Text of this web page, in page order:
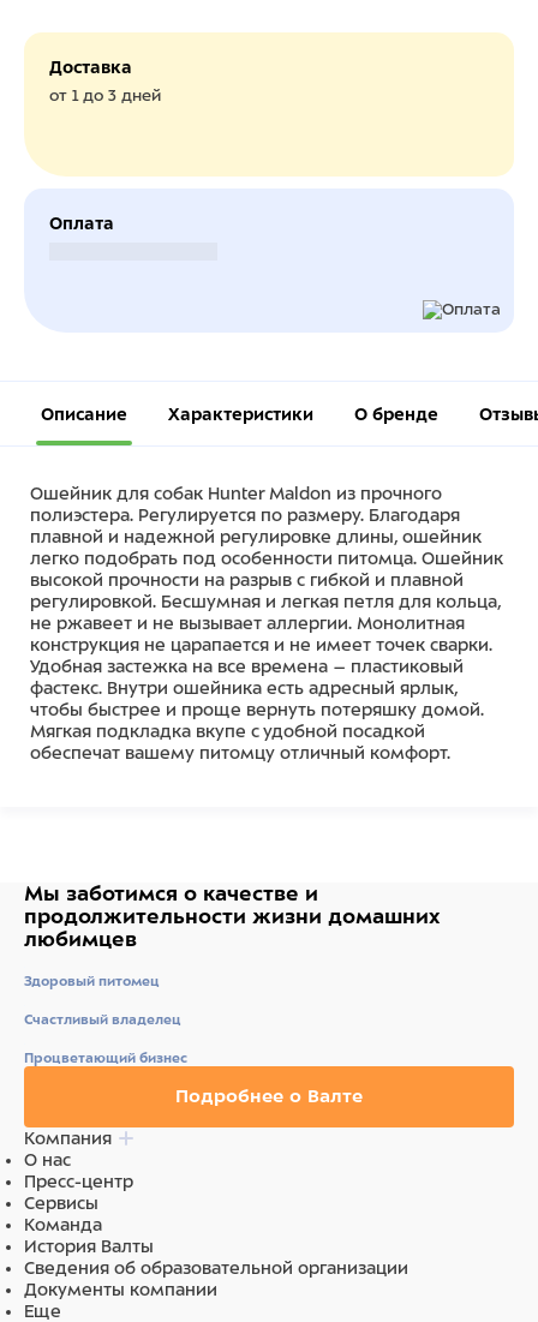
Доставка
от 1 до 3 дней
Оплата
Описание Характеристики О бренде
Ошейник для собак Hunter Maldon из прочного
полиэстера. Регулируется по размеру. Благодаря
плавной и надежной регулировке длины, ошейник
легко подобрать под особенности питомца. Ошейник
высокой прочности на разрыв с гибкой и плавной
регулировкой. Бесшумная и легкая петля для кольца,
не ржавеет и не вызывает аллергии. Монолитная
конструкция не царапается и не имеет точек сварки.
Удобная застежка на все времена – пластиковый
фастекс. Внутри ошейника есть адресный ярлык,
чтобы быстрее и проще вернуть потеряшку домой.
Мягкая подкладка вкупе с удобной посадкой
обеспечат вашему питомцу отличный комфорт.
Мы заботимся о качестве и
продолжительности жизни домашних
любимцев
Здоровый питомец
Счастливый владелец
Процветающий бизнес
Подробнее о Валте
Компания
О нас
Пресс-центр
Сервисы
Команда
История Валты
Сведения об образовательной организации
Документы компании
Еще